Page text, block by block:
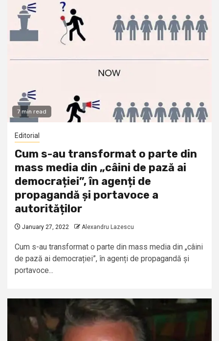
7 min read
Editorial
Cum s-au transformat o parte din
mass media din „câini de pază ai
democrației”, în agenți de
propagandă și portavoce a
autorităților
January 27, 2022 Alexandru Lazescu
Cum s-au transformat o parte din mass media din „câini
de pază ai democrației”, în agenți de propagandă și
portavoce...